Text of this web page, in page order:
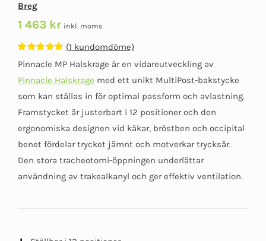
Breg
1 463 kr inkl. moms
Betygsatt
5.00av 5
baserat på
1
kundomdöme
(1 kundomdöme)
Pinnacle MP Halskrage är en vidareutveckling av
Pinnacle Halskrage med ett unikt MultiPost-bakstycke
som kan ställas in för optimal passform och avlastning.
Framstycket är justerbart i 12 positioner och den
ergonomiska designen vid käkar, bröstben och occipital
benet fördelar trycket jämnt och motverkar trycksår.
Den stora tracheotomi-öppningen underlättar
användning av trakealkanyl och ger effektiv ventilation.